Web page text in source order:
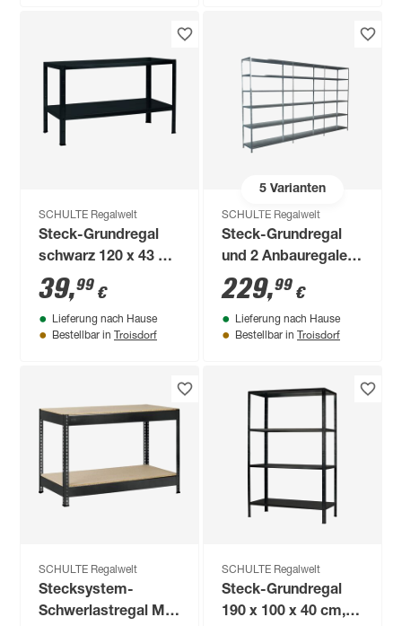
SCHULTE Regalwelt
Steck-Grundregal
schwarz 120 x 43 x
40 cm, 2 Böden à 65
kg
39,99 €
Lieferung nach Hause
Bestellbar in Troisdorf
5Varianten
SCHULTE Regalwelt
Steck-Grundregal
und 2 Anbauregale
230 x 260 x 35 cm,
18 Böden, verzinkt,
Tragkraft 510 kg
229,99 €
Lieferung nach Hause
Bestellbar in Troisdorf
SCHULTE Regalwelt
Stecksystem-
Schwerlastregal M
SCHULTE Regalwelt
Steck-Grundregal
190 x 100 x 40 cm, 4